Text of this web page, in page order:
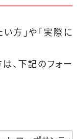
方」や「実際に
、下記のフォー